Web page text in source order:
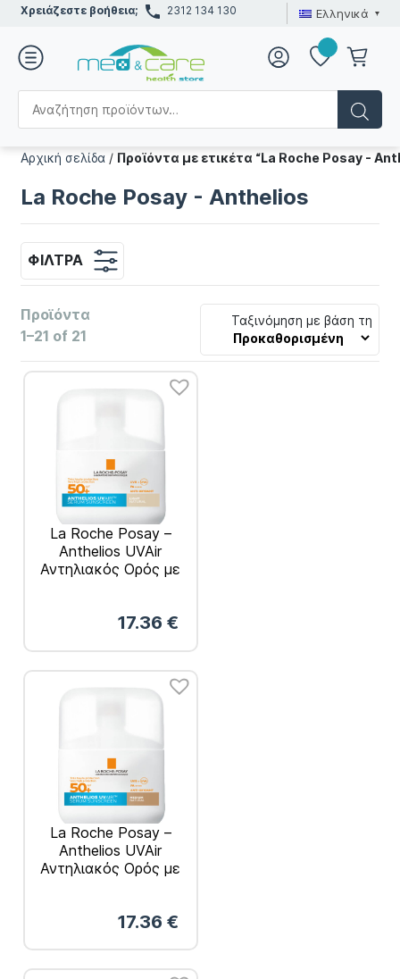
Χρειάζεστε βοήθεια; 2312 134 130 Ελληνικά
Αρχική σελίδα / Προϊόντα με ετικέτα “La Roche Posay -
La Roche Posay - Anthelios
ΦΊΛΤΡΑ
Προϊόντα
1–21 of 21
Ταξινόμηση με βάση τη
La Roche Posay –
Anthelios UVAir
Αντηλιακός Ορός με
17.36 €
La Roche Posay –
Anthelios UVAir
Αντηλιακός Ορός με
17.36 €